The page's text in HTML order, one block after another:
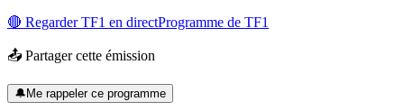
🔴 RegarderTF1 en directProgramme de TF1
📤 Partager cette émission
🔔Me rappeler ce programme